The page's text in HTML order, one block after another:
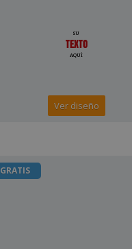
Ver diseño
GRATIS